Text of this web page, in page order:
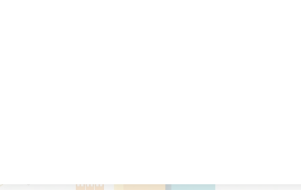
para atrair o cliente ideal
digitais para bancas de advocacia é a possibilidade de
consigo anunciar especificamente para pessoas de determinada
ligados à especialidade do meu escritório.